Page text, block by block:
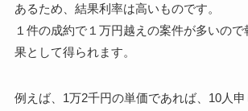
あるため、結果利率は高いものです。
１件の成約で１万円越えの案件が多いの
果として得られます。
例えば、1万2千円の単価であれば、10人